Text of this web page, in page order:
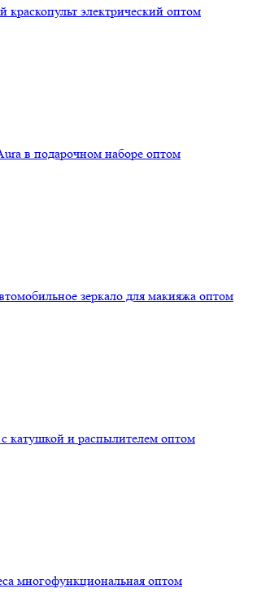
краскопульт электрический оптом
в подарочном наборе оптом
зеркало для макияжа оптом
катушкой и распылителем оптом
многофункциональная оптом